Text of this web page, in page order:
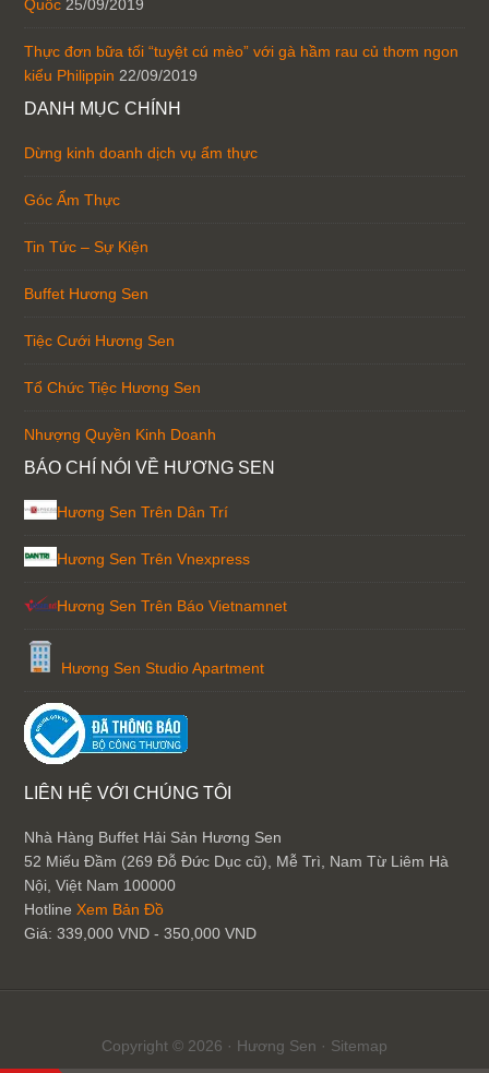
Quốc 25/09/2019
Thực đơn bữa tối “tuyệt cú mèo” với gà hầm rau củ thơm ngon
kiểu Philippin 22/09/2019
DANH MỤC CHÍNH
Dừng kinh doanh dịch vụ ẩm thực
Góc Ẩm Thực
Tin Tức – Sự Kiện
Buffet Hương Sen
Tiệc Cưới Hương Sen
Tổ Chức Tiệc Hương Sen
Nhượng Quyền Kinh Doanh
BÁO CHÍ NÓI VỀ HƯƠNG SEN
Hương Sen Trên Dân Trí
Hương Sen Trên Vnexpress
Hương Sen Trên Báo Vietnamnet
Hương Sen Studio Apartment
LIÊN HỆ VỚI CHÚNG TÔI
Nhà Hàng Buffet Hải Sản Hương Sen
52 Miếu Đầm (269 Đỗ Đức Dục cũ), Mễ Trì, Nam Từ Liêm Hà
Nội ,Việt Nam 100000
Hotline Xem Bản Đồ
Giá:339,000 VND - 350,000 VND
Copyright © 2026 · Hương Sen · Sitemap